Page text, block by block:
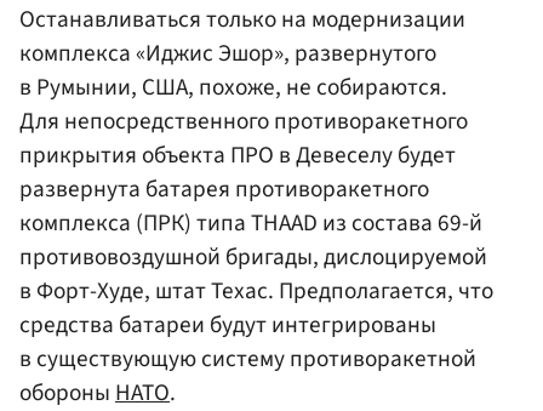
Останавливаться только на модернизации
комплекса «Иджис Эшор», развернутого
в Румынии, США, похоже, не собираются.
Для непосредственного противоракетного
прикрытия объекта ПРО в Девеселу будет
развернута батарея противоракетного
комплекса (ПРК) типа THAAD из состава 69-й
противовоздушной бригады, дислоцируемой
в Форт-Худе, штат Техас. Предполагается, что
средства батареи будут интегрированы
в существующую систему противоракетной
обороныНАТО.